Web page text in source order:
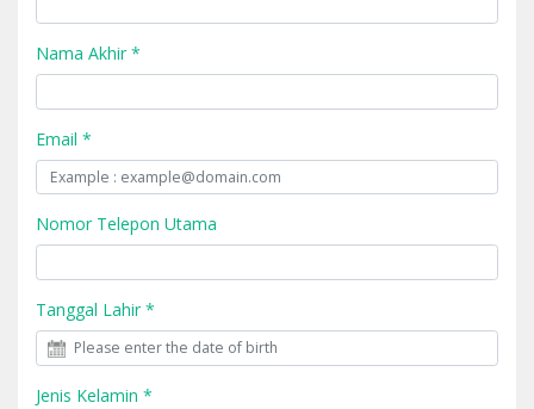
Nama Akhir *
Email *
Nomor Telepon Utama
Tanggal Lahir *
Jenis Kelamin *